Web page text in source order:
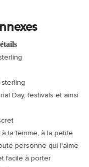
Day, festivals et ainsi
la femme, à la petite
personne qui l'aime
facile à porter